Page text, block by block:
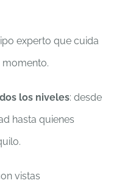
experto que cuida
los niveles: desde
hasta quienes
vistas